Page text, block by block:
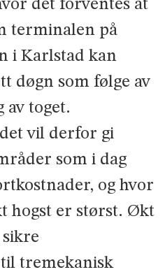
det forventes at
terminalen på
i Karlstad kan
døgn som følge av
toget.
vil derfor gi
som i dag
og hvor
hogst er størst. Økt
tremekanisk